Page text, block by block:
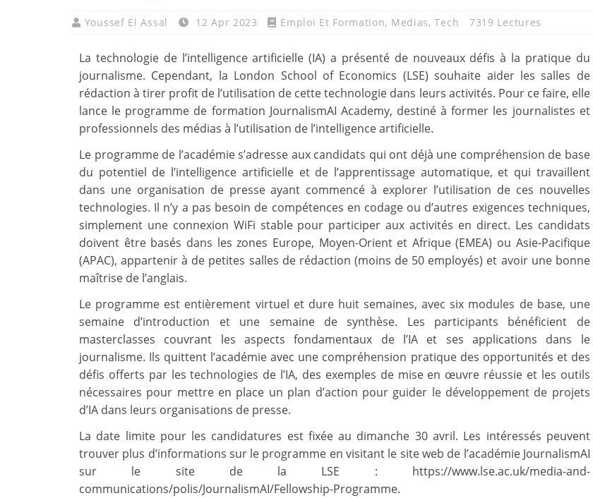
Youssef El Assal 12 Apr 2023 Emploi Et Formation, Medias,Tech 7319 Lectures
La technologie de l’intelligence artificielle (IA) a présenté de nouveaux défis à la pratique du
journalisme. Cependant, la London School of Economics (LSE) souhaite aider les salles de
rédaction à tirer profit de l’utilisation de cette technologie dans leurs activités. Pour ce faire, elle
lance le programme de formation JournalismAI Academy, destiné à former les journalistes et
professionnels des médias à l’utilisation de l’intelligence artificielle.
Le programme de l’académie s’adresse aux candidats qui ont déjà une compréhension de base
du potentiel de l’intelligence artificielle et de l’apprentissage automatique, et qui travaillent
dans une organisation de presse ayant commencé à explorer l’utilisation de ces nouvelles
technologies. Il n’y a pas besoin de compétences en codage ou d’autres exigences techniques,
simplement une connexion WiFi stable pour participer aux activités en direct. Les candidats
doivent être basés dans les zones Europe, Moyen-Orient et Afrique (EMEA) ou Asie-Pacifique
(APAC), appartenir à de petites salles de rédaction (moins de 50 employés) et avoir une bonne
maîtrise de l’anglais.
Le programme est entièrement virtuel et dure huit semaines, avec six modules de base, une
semaine d’introduction et une semaine de synthèse. Les participants bénéficient de
masterclasses couvrant les aspects fondamentaux de l’IA et ses applications dans le
journalisme. Ils quittent l’académie avec une compréhension pratique des opportunités et des
défis offerts par les technologies de l’IA, des exemples de mise en œuvre réussie et les outils
nécessaires pour mettre en place un plan d’action pour guider le développement de projets
d’IA dans leurs organisations de presse.
La date limite pour les candidatures est fixée au dimanche 30 avril. Les intéressés peuvent
trouver plus d’informations sur le programme en visitant le site web de l’académie JournalismAI
sur le site de la LSE : https://www.lse.ac.uk/media-and-
communications/polis/JournalismAI/Fellowship-Programme.